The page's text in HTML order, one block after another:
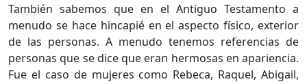
También sabemos que en el Antiguo Testamento a
menudo se hace hincapié en el aspecto físico, exterior
de las personas. A menudo tenemos referencias de
personas que se dice que eran hermosas en apariencia.
Fue el caso de mujeres como Rebeca, Raquel, Abigail,